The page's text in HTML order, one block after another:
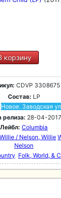
корзину
CDVP 3308675
Состав: LP
Новое. Заводская
релиза: 28-04-2017
Лейбл: Columbia
/ Nelson, Willie
Nelson
Folk, World, &